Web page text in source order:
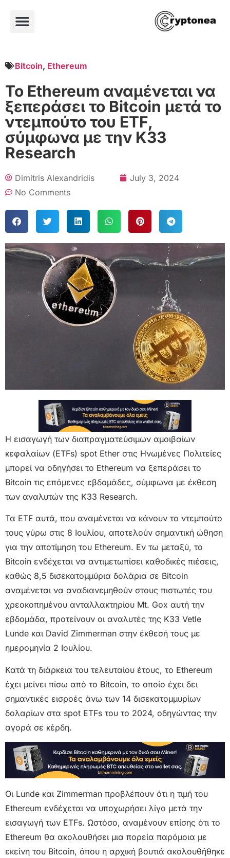
Bitcoin, Ethereum
Το Ethereum αναμένεται να
ξεπεράσει το Bitcoin μετά το
ντεμπούτο του ETF,
σύμφωνα με την K33
Research
Dimitris Alexandridis
July 3, 2024
No Comments
Η εισαγωγή των διαπραγματεύσιμων αμοιβαίων
κεφαλαίων (ETFs) spot Ether στις Ηνωμένες Πολιτείες
μπορεί να οδηγήσει το Ethereum να ξεπεράσει το
Bitcoin τις επόμενες εβδομάδες, σύμφωνα με έκθεση
των αναλυτών της K33 Research.
Τα ETF αυτά, που αναμένεται να κάνουν το ντεμπούτο
τους γύρω στις 8 Ιουλίου, αποτελούν σημαντική ώθηση
για την αποτίμηση του Ethereum. Εν τω μεταξύ, το
Bitcoin ενδέχεται να αντιμετωπίσει καθοδικές πιέσεις,
καθώς 8,5 δισεκατομμύρια δολάρια σε Bitcoin
αναμένεται να αναδιανεμηθούν στους πιστωτές του
χρεοκοπημένου ανταλλακτηρίου Mt. Gox αυτή την
εβδομάδα, προτείνουν οι αναλυτές της K33 Vetle
Lunde και David Zimmerman στην έκθεσή τους με
ημερομηνία 2 Ιουλίου.
Κατά τη διάρκεια του τελευταίου έτους, το Ethereum
έχει μείνει πίσω από το Bitcoin, το οποίο έχει δει
σημαντικές εισροές άνω των 14 δισεκατομμυρίων
δολαρίων στα spot ETFs του το 2024, οδηγώντας την
αγορά σε κέρδη.
Οι Lunde και Zimmerman προβλέπουν ότι η τιμή του
Ethereum ενδέχεται να υποχωρήσει λίγο μετά την
εισαγωγή των ETFs. Ωστόσο, αναμένουν επίσης ότι το
Ethereum θα ακολουθήσει μια πορεία παρόμοια με
εκείνη του Bitcoin, όπου η αρχική βουτιά ακολουθήθηκε